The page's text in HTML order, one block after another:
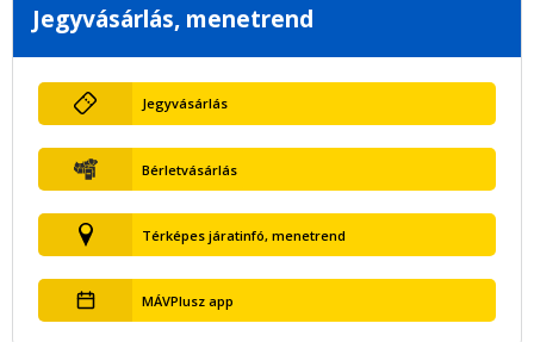
Jegyvásárlás, menetrend
Jegyvásárlás
Bérletvásárlás
Térképes járatinfó, menetrend
MÁVPlusz app